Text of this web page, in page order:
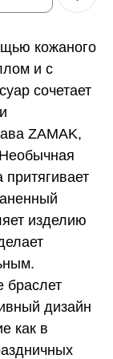
кожаного
и с
сочетает
ZAMAK,
притягивает
изделию
браслет
дизайн
как в